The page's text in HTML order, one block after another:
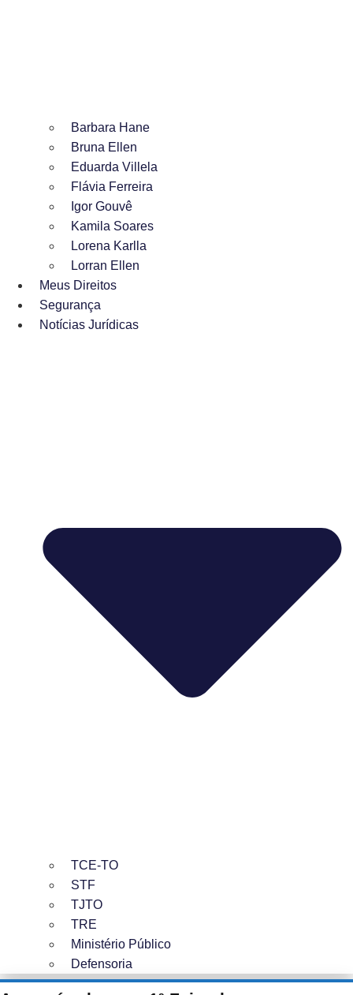
Barbara Hane
Bruna Ellen
Eduarda Villela
Flávia Ferreira
Igor Gouvê
Kamila Soares
Lorena Karlla
Lorran Ellen
Meus Direitos
Segurança
Notícias Jurídicas
TCE-TO
STF
TJTO
TRE
Ministério Público
Defensoria